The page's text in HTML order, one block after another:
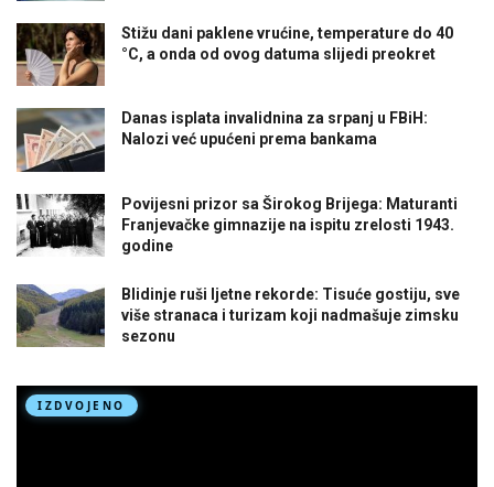
Stižu dani paklene vrućine, temperature do 40
°C, a onda od ovog datuma slijedi preokret
Danas isplata invalidnina za srpanj u FBiH:
Nalozi već upućeni prema bankama
Povijesni prizor sa Širokog Brijega: Maturanti
Franjevačke gimnazije na ispitu zrelosti 1943.
godine
Blidinje ruši ljetne rekorde: Tisuće gostiju, sve
više stranaca i turizam koji nadmašuje zimsku
sezonu